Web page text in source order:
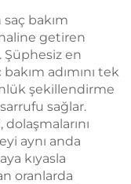
Salon
bakım
getiren
Şüphesiz en
adımını tek
şekillendirme
sağlar.
dolaşmalarını
aynı anda
kıyasla
oranlarda